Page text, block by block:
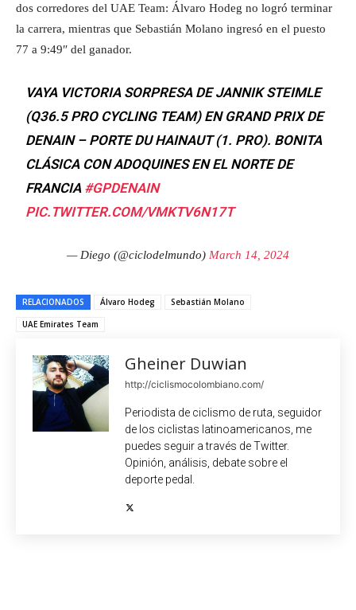
dos corredores del UAE Team: Álvaro Hodeg no logró terminar
la carrera, mientras que Sebastián Molano ingresó en el puesto
77 a 9:49″ del ganador.
VAYA VICTORIA SORPRESA DE JANNIK STEIMLE
(Q36.5 PRO CYCLING TEAM) EN GRAND PRIX DE
DENAIN – PORTE DU HAINAUT (1. PRO). BONITA
CLÁSICA CON ADOQUINES EN EL NORTE DE
FRANCIA #GPDENAIN
PIC.TWITTER.COM/VMKTV6N17T
— Diego (@ciclodelmundo) March 14, 2024
RELACIONADOS Álvaro Hodeg
Sebastián Molano
UAE Emirates Team
Gheiner Duwian
http://ciclismocolombiano.com/
Periodista de ciclismo de ruta, seguidor
de los ciclistas latinoamericanos, me
puedes seguir a través de Twitter.
Opinión, análisis, debate sobre el
deporte pedal.